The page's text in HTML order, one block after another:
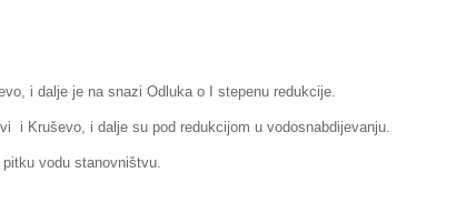
i dalje je na snazi Odluka o I stepenu redukcije.
i Kruševo, i dalje su pod redukcijom u vodosnabdijevanju.
vodu stanovništvu.